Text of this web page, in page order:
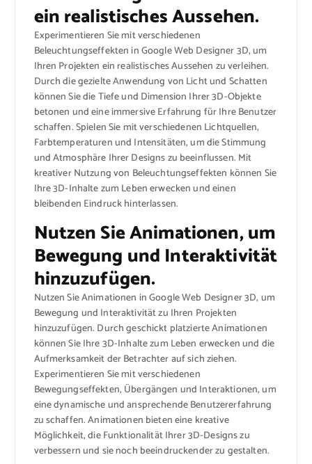
ein realistisches Aussehen.
Experimentieren Sie mit verschiedenen
Beleuchtungseffekten in Google Web Designer 3D, um
Ihren Projekten ein realistisches Aussehen zu verleihen.
Durch die gezielte Anwendung von Licht und Schatten
können Sie die Tiefe und Dimension Ihrer 3D-Objekte
betonen und eine immersive Erfahrung für Ihre Benutzer
schaffen. Spielen Sie mit verschiedenen Lichtquellen,
Farbtemperaturen und Intensitäten, um die Stimmung
und Atmosphäre Ihrer Designs zu beeinflussen. Mit
kreativer Nutzung von Beleuchtungseffekten können Sie
Ihre 3D-Inhalte zum Leben erwecken und einen
bleibenden Eindruck hinterlassen.
Nutzen Sie Animationen, um
Bewegung und Interaktivität
hinzuzufügen.
Nutzen Sie Animationen in Google Web Designer 3D, um
Bewegung und Interaktivität zu Ihren Projekten
hinzuzufügen. Durch geschickt platzierte Animationen
können Sie Ihre 3D-Inhalte zum Leben erwecken und die
Aufmerksamkeit der Betrachter auf sich ziehen.
Experimentieren Sie mit verschiedenen
Bewegungseffekten, Übergängen und Interaktionen, um
eine dynamische und ansprechende Benutzererfahrung
zu schaffen. Animationen bieten eine kreative
Möglichkeit, die Funktionalität Ihrer 3D-Designs zu
verbessern und sie noch beeindruckender zu gestalten.